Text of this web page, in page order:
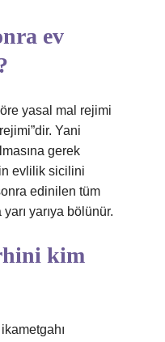
ev
yasal mal rejimi
Yani
gerek
evlilik sicilini
edinilen tüm
yarıya bölünür.
kim